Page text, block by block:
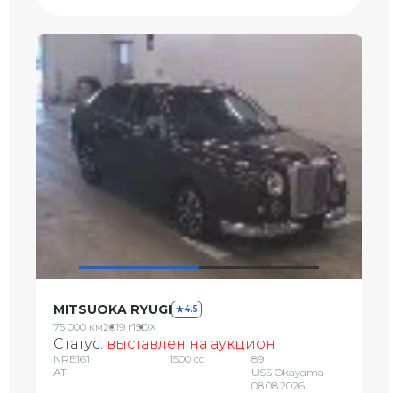
MITSUOKA RYUGI 4.5
75 000 км2019 г15DX
Статус: выставлен на аукцион
NRE161
AT
1500 сс
89
USS Okayama
08.08.2026